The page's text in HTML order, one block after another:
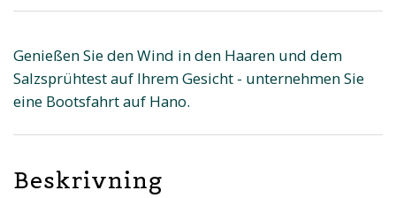
Genießen Sie den Wind in den Haaren und dem
Salzsprühtest auf Ihrem Gesicht - unternehmen Sie
eine Bootsfahrt auf Hano.
Beskrivning